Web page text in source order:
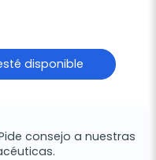
disponible
consejo a nuestras